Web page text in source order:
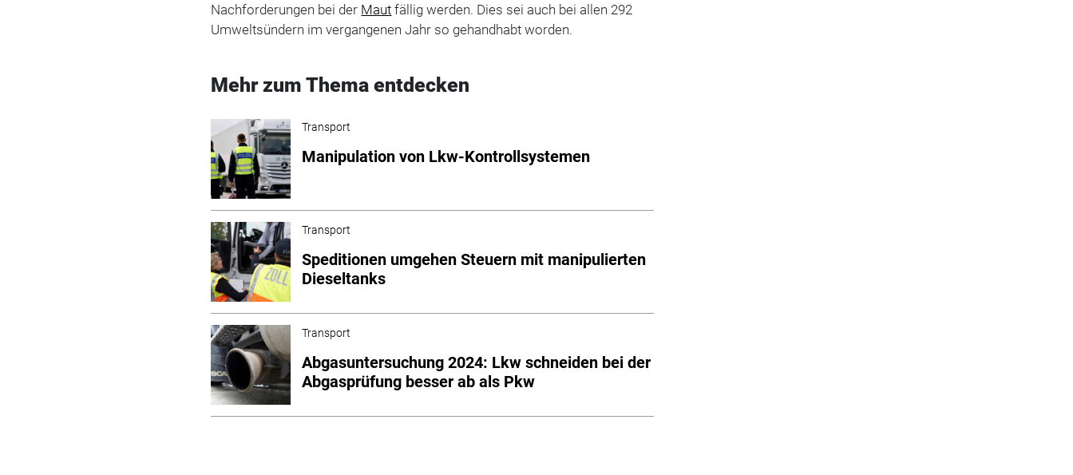
Nachforderungen bei der Maut fällig werden. Dies sei auch bei allen 292
Umweltsündern im vergangenen Jahr so gehandhabt worden.
Mehr zum Thema entdecken
Transport
Manipulation von Lkw-Kontrollsystemen
Transport
Speditionen umgehen Steuern mit manipulierten
Dieseltanks
Transport
Abgasuntersuchung 2024: Lkw schneiden bei der
Abgasprüfung besser ab als Pkw